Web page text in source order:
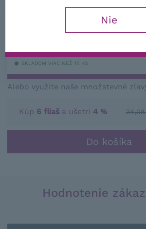
− +
SKLADOM VIAC NEŽ 10 KS
Alebo využite naše množstevné
Kúp 6 fliaš a ušetri 4 %
Hodnotenie
Nie